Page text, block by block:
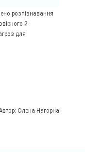
розпізнавання
й
для
Олена Нагорна